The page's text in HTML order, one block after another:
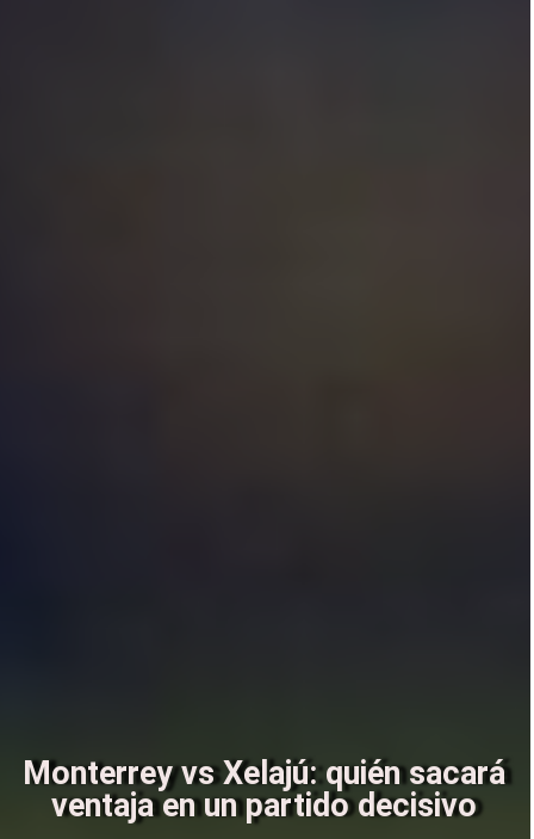
Monterrey vs Xelajú: quién sacará
ventaja en un partido decisivo